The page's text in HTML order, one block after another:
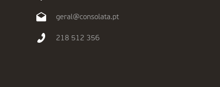
geral@consolata.pt
218 512 356